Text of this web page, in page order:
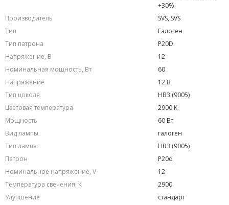
+30%
Производитель
SVS, SVS
Тип
Галоген
Тип патрона
P20D
Напряжение, В
12
Номинальная мощность, Вт
60
Напряжение
12 В
Тип цоколя
HB3 (9005)
Цветовая температура
2900 K
Мощность
60 Вт
Вид лампы
галоген
Тип лампы
HB3 (9005)
Патрон
P20d
Номинальное напряжение, V
12
Температура свечения, К
2900
Улучшение
стандарт